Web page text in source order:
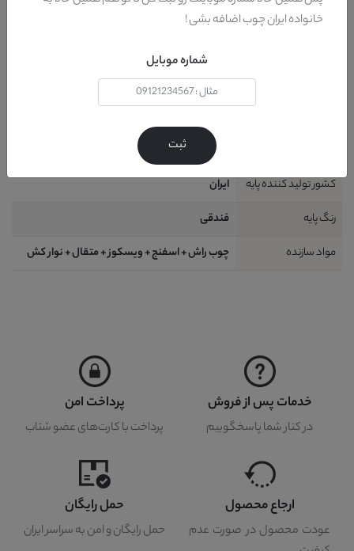
نحوه شست و شو
دستمال مرطوب + آب و کف ( حتی شامپو فرش )
1 نفر
استیل
کشور تولید کننده پایه
ایران
رنگ پایه
فندقی
مواد سازنده
چوب راش + اسفنج + ویسکوز + متقال + نوار کش
خدمات پس از فروش
در کنار شما پاسخگوییم
پرداخت امن
پرداخت با کارت‌های عضو شتاب
ارجاع محصول
عودت محصول در صورت عدم
حمل رایگان
حمل رایگان و امن به سراسر ایران
خانواده ایران چوب اضافه بشی !
شماره موبایل
ثبت